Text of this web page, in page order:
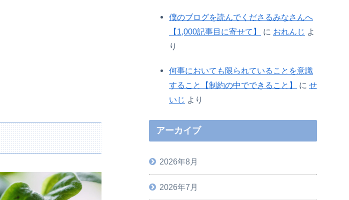
僕のブログを読んでくださるみなさんへ
【1,000記事目に寄せて】
に おれんじ よ
り
何事においても限られていることを意識
すること【制約の中でできること】
に せ
いじ より
アーカイブ
2026年8月
2026年7月